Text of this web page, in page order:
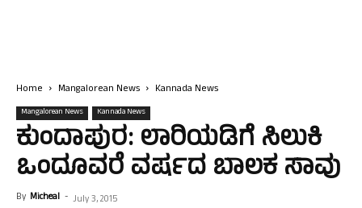
Home Mangalorean News Kannada News
Mangalorean News Kannada News
ಕುಂದಾಪುರ: ಲಾರಿಯಡಿಗೆ ಸಿಲುಕಿ
ಒಂದೂವರೆ ವರ್ಷದ ಬಾಲಕ ಸಾವು
By Micheal - July 3, 2015